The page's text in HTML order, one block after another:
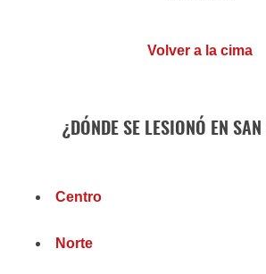
Volver a la cima
¿DÓNDE SE LESIONÓ EN
Centro
Norte